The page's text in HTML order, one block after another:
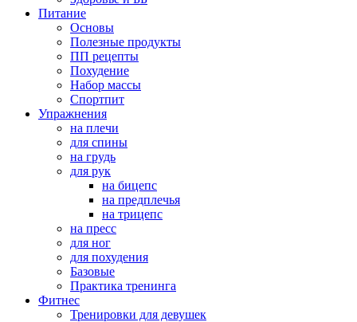
Питание
Основы
Полезные продукты
ПП рецепты
Похудение
Набор массы
Спортпит
Упражнения
на плечи
для спины
на грудь
для рук
на бицепс
на предплечья
на трицепс
на пресс
для ног
для похудения
Базовые
Практика тренинга
Фитнес
Тренировки для девушек